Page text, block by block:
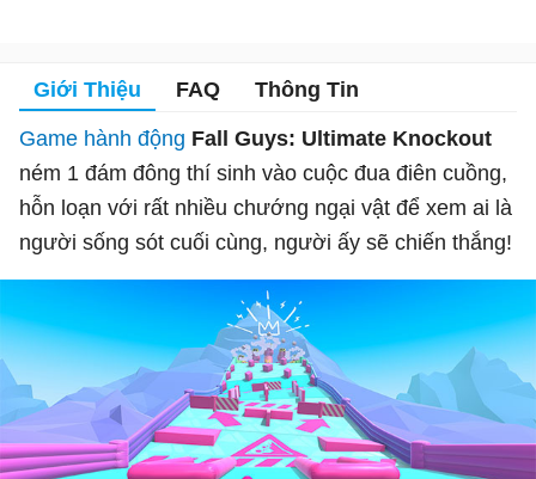
Giới Thiệu FAQ Thông Tin
Game hành động Fall Guys: Ultimate Knockout
ném 1 đám đông thí sinh vào cuộc đua điên cuồng,
hỗn loạn với rất nhiều chướng ngại vật để xem ai là
người sống sót cuối cùng, người ấy sẽ chiến thắng!